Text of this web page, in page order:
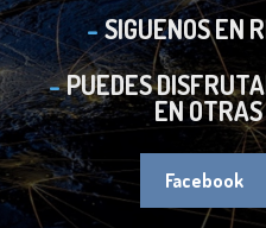
SIGUENOS EN
PUEDES
EN
Facebook